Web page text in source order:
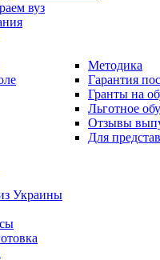
вуз
Методика
Гарантия
Гранты на
Льготное
Отзывы
Для
Украины